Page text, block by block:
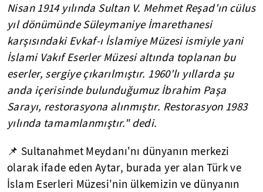
Nisan 1914 yılında Sultan V. Mehmet Reşad'ın cülus
yıl dönümünde Süleymaniye İmarethanesi
karşısındaki Evkaf-ı İslamiye Müzesi ismiyle yani
İslami Vakıf Eserler Müzesi altında toplanan bu
eserler, sergiye çıkarılmıştır. 1960'lı yıllarda şu
anda içerisinde bulunduğumuz İbrahim Paşa
Sarayı, restorasyona alınmıştır. Restorasyon 1983
yılında tamamlanmıştır." dedi.
📌 Sultanahmet Meydanı'nı dünyanın merkezi
olarak ifade eden Aytar, burada yer alan Türk ve
İslam Eserleri Müzesi'nin ülkemizin ve dünyanın